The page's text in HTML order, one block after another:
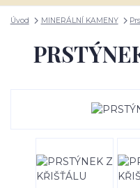
Úvod MINERÁLNÍ KAMENY